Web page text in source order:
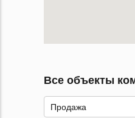
Все объекты
Продажа